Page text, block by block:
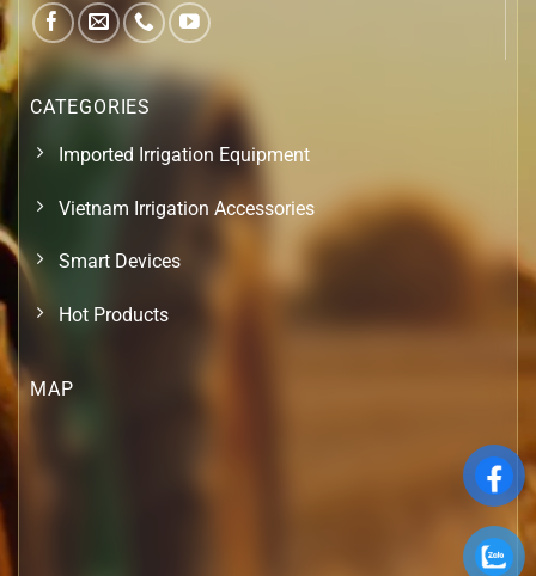
CATEGORIES
Imported Irrigation Equipment
Vietnam Irrigation Accessories
Smart Devices
Hot Products
MAP